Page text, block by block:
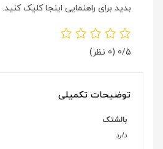
بدید برای راهنمایی اینجا کلیک کنید.
0/5 (0 نظر)
توضیحات تکمیلی
بالشتک
دارد